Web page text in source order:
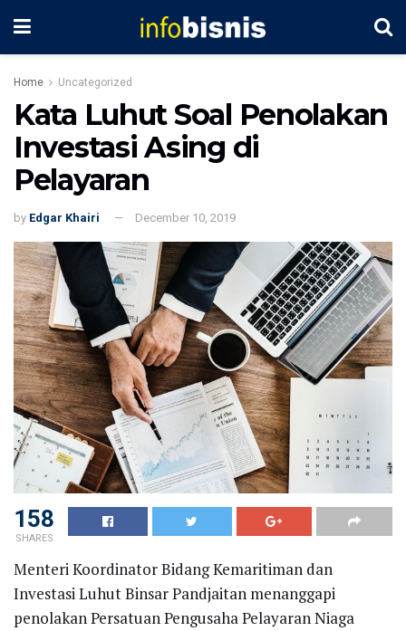
Home Uncategorized
Kata Luhut Soal Penolakan
Investasi Asing di
Pelayaran
by Edgar Khairi December 10, 2019
158
SHARES
Menteri Koordinator Bidang Kemaritiman dan
Investasi Luhut Binsar Pandjaitan menanggapi
penolakan Persatuan Pengusaha Pelayaran Niaga